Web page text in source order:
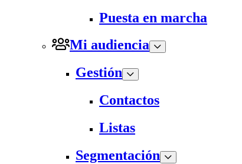
Puesta en marcha
Mi audiencia
Gestión
Contactos
Listas
Segmentación